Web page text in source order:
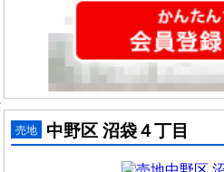
売地 中野区 沼袋４丁目